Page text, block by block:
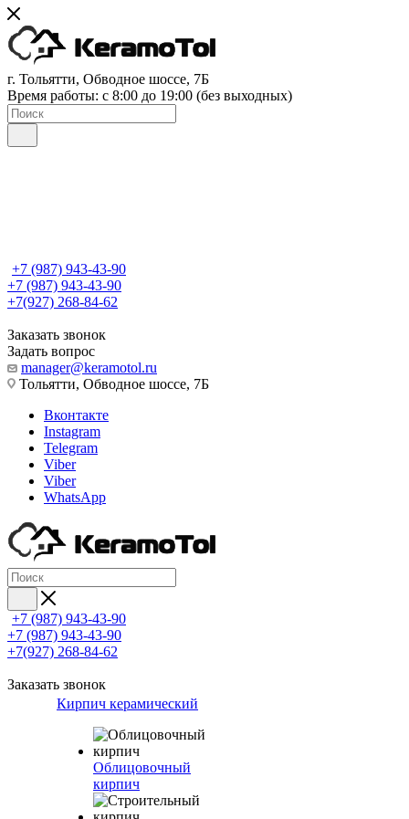
г. Тольятти, Обводное шоссе, 7Б
Время работы: c 8:00 до 19:00 (без выходных)
+7 (987) 943-43-90
+7 (987) 943-43-90
+7(927) 268-84-62
Заказать звонок
Задать вопрос
manager@keramotol.ru
Тольятти, Обводное шоссе, 7Б
Вконтакте
Instagram
Telegram
Viber
Viber
WhatsApp
+7 (987) 943-43-90
+7 (987) 943-43-90
+7(927) 268-84-62
Заказать звонок
Кирпич керамический
Облицовочный
кирпич